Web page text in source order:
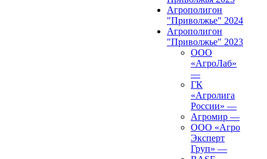
Агрополигон
"Приволжье" 2024
Агрополигон
"Приволжье" 2023
ООО
«АгроЛаб»
—
ГК
«Агролига
России» —
Агромир —
ООО «Агро
Эксперт
Груп» —